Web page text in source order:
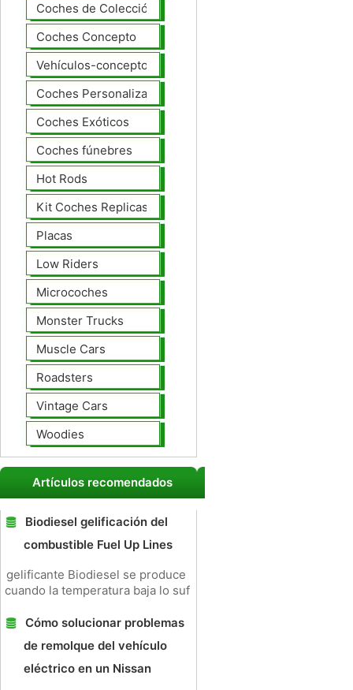
Coches de Colección
Coches Concepto
Vehículos-concepto
Coches Personalizados
Coches Exóticos
Coches fúnebres
Hot Rods
Kit Coches Replicas
Placas
Low Riders
Microcoches
Monster Trucks
Muscle Cars
Roadsters
Vintage Cars
Woodies
Artículos recomendados
Biodiesel gelificación del
combustible Fuel Up Lines
gelificante Biodiesel se produce
cuando la temperatura baja lo suf
Cómo solucionar problemas
de remolque del vehículo
eléctrico en un Nissan